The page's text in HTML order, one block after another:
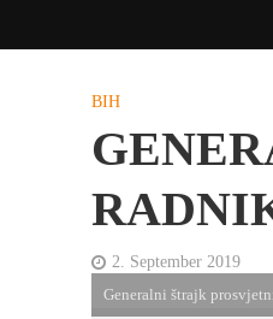
BIH
2. September 2019
Generalni štrajk